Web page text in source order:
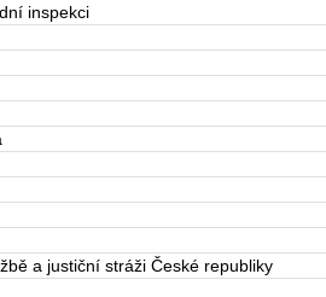
inspekci
a justiční stráži České republiky